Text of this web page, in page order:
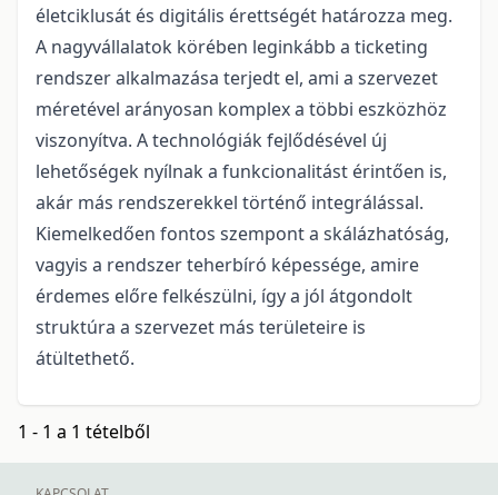
életciklusát és digitális érettségét határozza meg.
A nagyvállalatok körében leginkább a ticketing
rendszer alkalmazása terjedt el, ami a szervezet
méretével arányosan komplex a többi eszközhöz
viszonyítva. A technológiák fejlődésével új
lehetőségek nyílnak a funkcionalitást érintően is,
akár más rendszerekkel történő integrálással.
Kiemelkedően fontos szempont a skálázhatóság,
vagyis a rendszer teherbíró képessége, amire
érdemes előre felkészülni, így a jól átgondolt
struktúra a szervezet más területeire is
átültethető.
1 - 1 a 1 tételből